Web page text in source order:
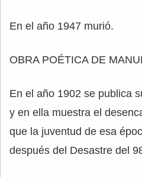
En el año 1947 murió.
OBRA POÉTICA DE
En el año 1902 se publica
y en ella muestra el
que la juventud de esa
después del Desastre del